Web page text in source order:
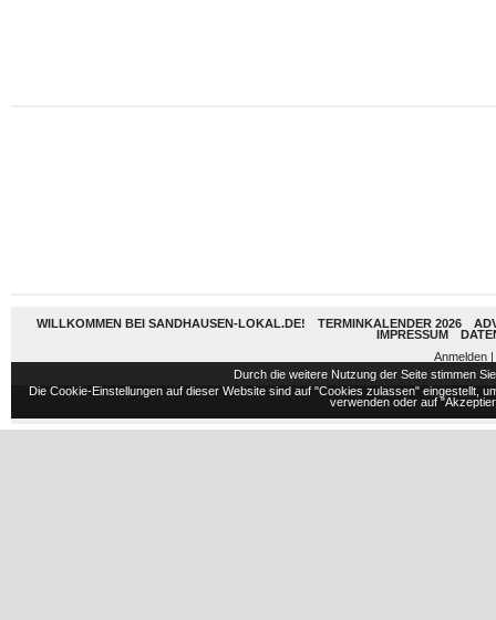
WILLKOMMEN BEI SANDHAUSEN-LOKAL.DE! TERMINKALENDER 2026
IMPRESSUM
Anmelden
Durch die weitere Nutzung der Seite stimmen
Die Cookie-Einstellungen auf dieser Website sind auf "Cookies zulassen" eingestellt,
verwenden oder auf